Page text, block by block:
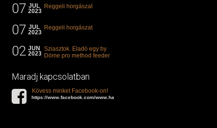
"kárászos"...
07 JUL
2023
Reggeli horgászat
07 JUL
2023
Reggeli horgászat
02 JUN
2023
Sziasztok. Eladó egy by
Döme pro method feeder
Maradj kapcsolatban
Kövess minket Facebook-on!
https://www.facebook.com/www.halat.hu